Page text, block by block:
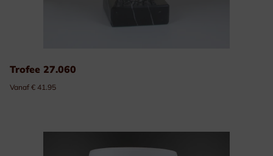
Trofee 27.060
Vanaf € 41.95